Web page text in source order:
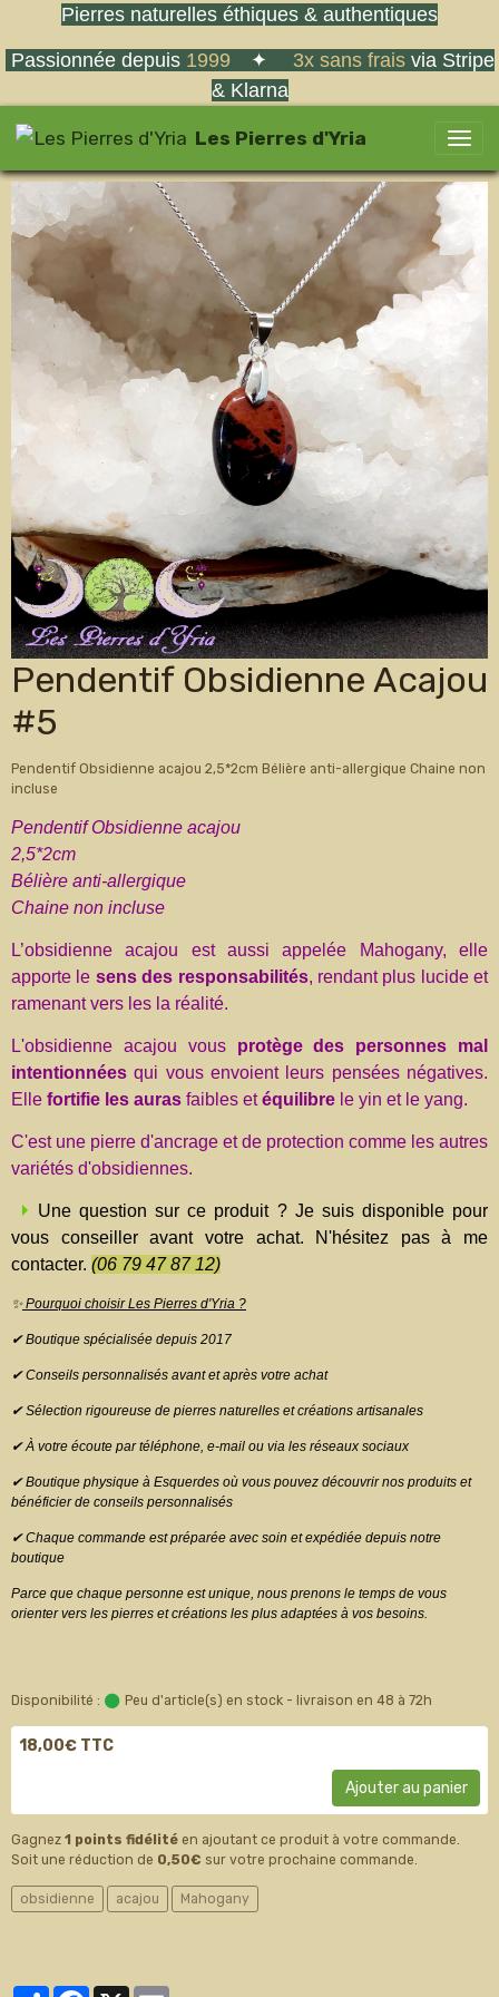
Pierres naturelles éthiques & authentiques
Passionnée depuis 1999 ✦ 3x sans fraisvia Stripe
& Klarna
Les Pierres d'Yria
Pendentif Obsidienne Acajou
#5
Pendentif Obsidienne acajou 2,5*2cm Bélière anti-allergique Chaine non
incluse
Pendentif Obsidienne acajou
2,5*2cm
Bélière anti-allergique
Chaine non incluse
L’obsidienne acajou est aussi appelée Mahogany, elle
apporte le sens des responsabilités, rendant plus lucide et
ramenant vers les la réalité.
L'obsidienne acajou vous protège des personnes mal
intentionnées qui vous envoient leurs pensées négatives.
Elle fortifie les auras faibles etéquilibre le yin et le yang.
C'est une pierre d'ancrage et de protection comme les autres
variétés d'obsidiennes.
Une question sur ce produit ? Je suis disponible pour
vous conseiller avant votre achat. N'hésitez pas à me
contacter. (06 79 47 87 12)
✨Pourquoi choisir Les Pierres d'Yria ?
✔ Boutique spécialisée depuis 2017
✔ Conseils personnalisés avant et après votre achat
✔ Sélection rigoureuse de pierres naturelles et créations artisanales
✔ À votre écoute par téléphone, e-mail ou via les réseaux sociaux
✔ Boutique physique à Esquerdes où vous pouvez découvrir nos produits et
bénéficier de conseils personnalisés
✔ Chaque commande est préparée avec soin et expédiée depuis notre
boutique
Parce que chaque personne est unique, nous prenons le temps de vous
orienter vers les pierres et créations les plus adaptées à vos besoins.
Disponibilité : Peu d'article(s) en stock - livraison en 48 à 72h
18,00€ TTC
Ajouter au panier
Gagnez 1 points fidélité en ajoutant ce produit à votre commande.
Soit une réduction de 0,50€ sur votre prochaine commande.
obsidienne acajou Mahogany